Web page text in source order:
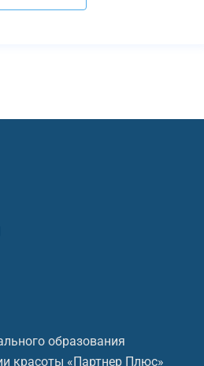
образования
красоты «Партнер Плюс»